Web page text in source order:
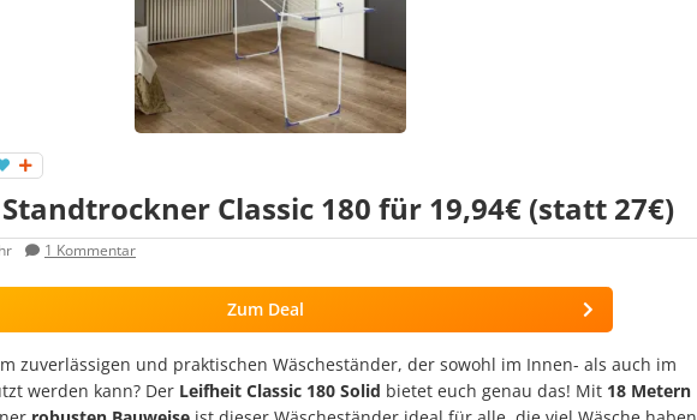
Classic 180 für 19,94€ (statt 27€)
1 Kommentar
Zum Deal
zuverlässigen und praktischen Wäscheständer, der sowohl im Innen- als auch im
werden kann? Der Leifheit Classic 180 Solid bietet euch genau das! Mit 18 Metern